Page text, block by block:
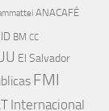
ANACAFÉ
BM CC
El Salvador
FMI
Internacional